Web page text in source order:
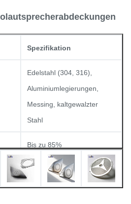
Spezifikation
Edelstahl (304, 316),
Aluminiumlegierungen,
Messing, kaltgewalzter
Stahl
Bis zu 85%
(designabhängig)